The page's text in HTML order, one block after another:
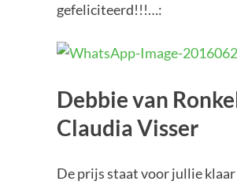
gefeliciteerd!!!…:
Debbie van
Claudia Visser
De prijs staat voor jullie